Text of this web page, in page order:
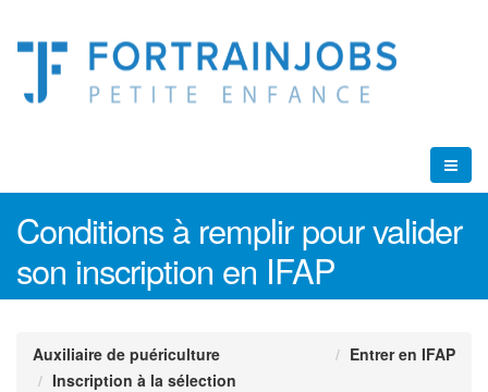
Conditions à remplir pour valider
son inscription en IFAP
Auxiliaire de puériculture
Entrer en IFAP
Inscription à la sélection